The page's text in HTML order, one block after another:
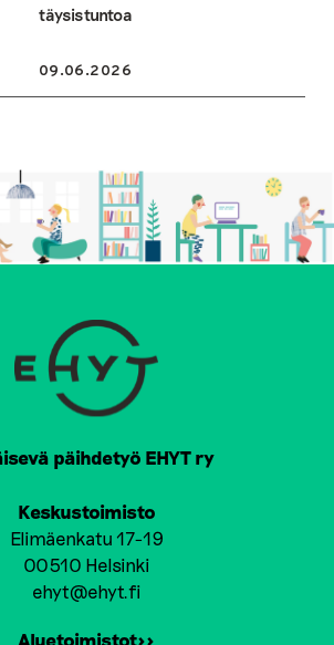
täysistuntoa
09.06.2026
päihdetyö EHYT ry
Keskustoimisto
Elimäenkatu 17-19
00510 Helsinki
ehyt@ehyt.fi
Aluetoimistot>>